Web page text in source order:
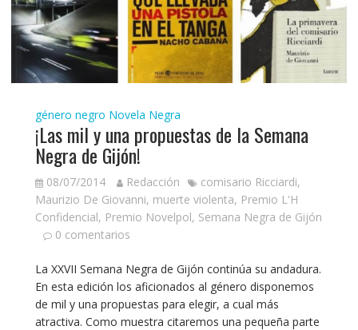
género negro Novela Negra
¡Las mil y una propuestas de la Semana
Negra de Gijón!
08/07/2014 Redacción comisario Ricciardi,
Maurizio De Giovanni, muerte violenta, Premio L'H
Confidencial, Premio Novelpol, Semana Negra de Gijón
0 comentarios
La XXVII Semana Negra de Gijón continúa su andadura.
En esta edición los aficionados al género disponemos
de mil y una propuestas para elegir, a cual más
atractiva. Como muestra citaremos una pequeña parte